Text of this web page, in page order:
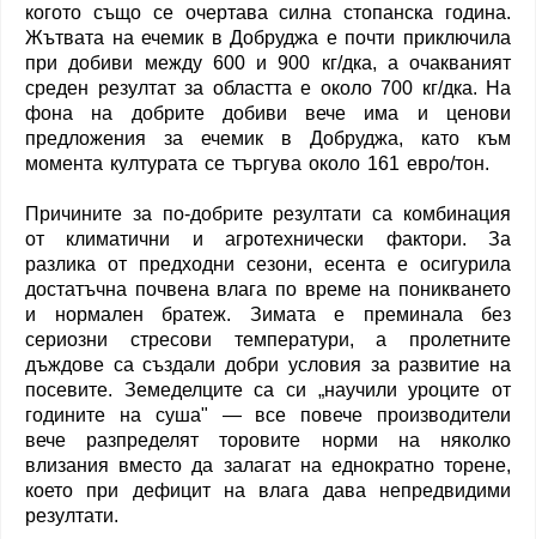
когото също се очертава силна стопанска година.
Жътвата на ечемик в Добруджа е почти приключила
при добиви между 600 и 900 кг/дка, а очакваният
среден резултат за областта е около 700 кг/дка. На
фона на добрите добиви вече има и ценови
предложения за ечемик в Добруджа, като към
момента културата се търгува около 161 евро/тон.
Причините за по-добрите резултати са комбинация
от климатични и агротехнически фактори. За
разлика от предходни сезони, есента е осигурила
достатъчна почвена влага по време на поникването
и нормален братеж. Зимата е преминала без
сериозни стресови температури, а пролетните
дъждове са създали добри условия за развитие на
посевите. Земеделците са си „научили уроците от
годините на суша" — все повече производители
вече разпределят торовите норми на няколко
влизания вместо да залагат на еднократно торене,
което при дефицит на влага дава непредвидими
резултати.